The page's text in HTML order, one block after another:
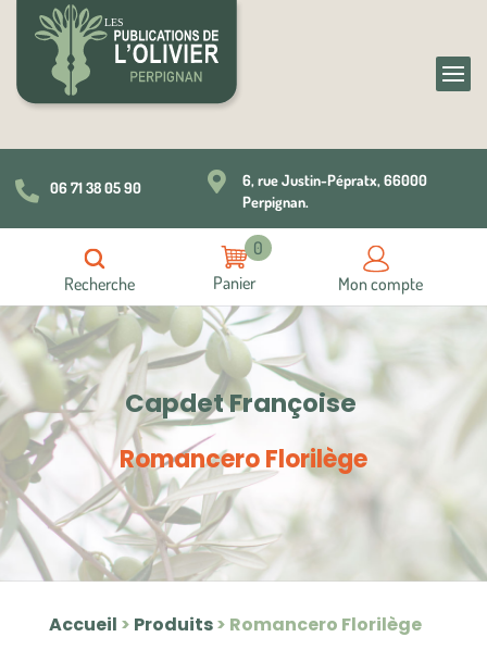
 06 71 38 05 90 
6, rue Justin-Pépratx, 66000
Perpignan.
Recherche
0
Mon compte
Capdet Françoise
Romancero Florilège
Accueil > Produits> Romancero Florilège